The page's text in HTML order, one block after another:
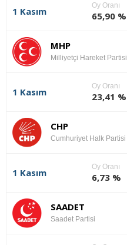
1 Kasım
Oy Oranı
65,90 %
MHP
Milliyetçi Hareket Partisi
1 Kasım
Oy Oranı
23,41 %
CHP
Cumhuriyet Halk Partisi
1 Kasım
Oy Oranı
6,73 %
SAADET
Saadet Partisi